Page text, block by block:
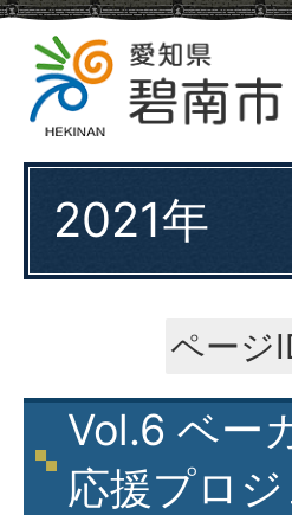
2021年
ページ
Vol.6 ベー
応援プロ